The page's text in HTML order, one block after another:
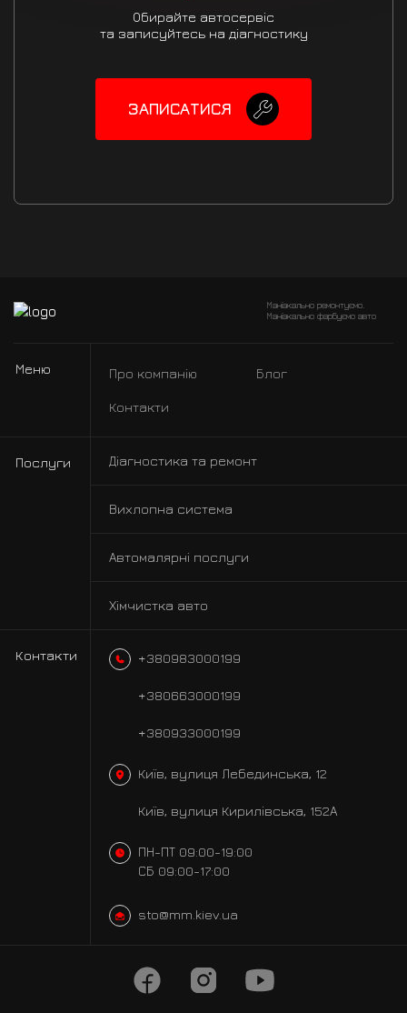
Обирайте автосервіс
та записуйтесь на діагностику
ЗАПИСАТИСЯ
Маніакально ремонтуємо.
Маніакально фарбуємо авто
Меню Про компанію
Контакти
Блог
Послуги Діагностика та ремонт
Вихлопна система
Автомалярні послуги
Хімчистка авто
Контакти
Київ, вулиця Лебединська, 12
Київ, вулиця Кирилівська, 152А
ПН-ПТ 09:00-19:00
СБ 09:00-17:00
sto@mm.kiev.ua
+380983000199
+380663000199
+380933000199